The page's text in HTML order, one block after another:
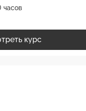
часов
курс